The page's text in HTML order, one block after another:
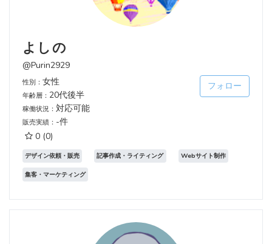
よしの
@Purin2929
性別： 女性
年齢層： 20代後半
稼働状況： 対応可能
販売実績： -件
0 (0)
フォロー
デザイン依頼・販売 記事作成・ライティング Webサイト制作
集客・マーケティング